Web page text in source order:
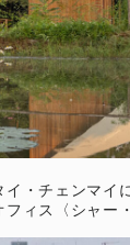
イ・チェンマイ
ィス〈シャー